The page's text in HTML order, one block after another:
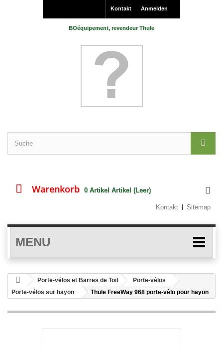
Anmelden
Kontakt
BOéquipement, revendeur Thule
Warenkorb 0 Artikel Artikel (Leer)
Kontakt Sitemap
MENU
Porte-vélos et Barres de Toit
Porte-vélos
Porte-vélos sur hayon
Thule FreeWay 968 porte-vélo pour hayon